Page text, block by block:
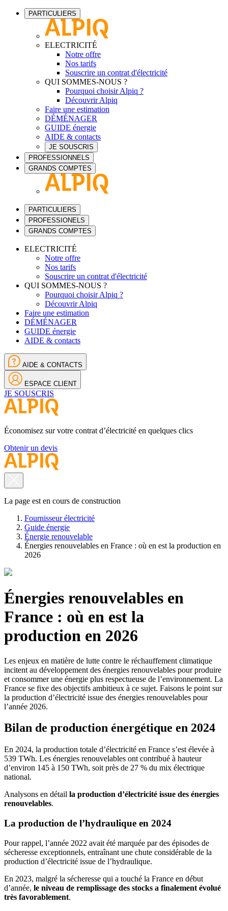
PARTICULIERS
ELECTRICITÉ
Notre offre
Nos tarifs
Souscrire un contrat d'électricité
QUI SOMMES-NOUS ?
Pourquoi choisir Alpiq ?
Découvrir Alpiq
Faire une estimation
DÉMÉNAGER
GUIDE énergie
AIDE & contacts
JE SOUSCRIS
PROFESSIONNELS
GRANDS COMPTES
PARTICULIERS
PROFESSIONELS
GRANDS COMPTES
ELECTRICITÉ
Notre offre
Nos tarifs
Souscrire un contrat d'électricité
QUI SOMMES-NOUS ?
Pourquoi choisir Alpiq ?
Découvrir Alpiq
Faire une estimation
DÉMÉNAGER
GUIDE énergie
AIDE & contacts
AIDE & CONTACTS
ESPACE CLIENT
JE SOUSCRIS
Économisez sur votre contrat d’électricité en quelques clics
Obtenir un devis
La page est en cours de construction
Fournisseur électricité
Guide énergie
Énergie renouvelable
Énergies renouvelables en France : où en est la production en
2026
Énergies renouvelables en
France : où en est la
production en 2026
Les enjeux en matière de lutte contre le réchauffement climatique
incitent au développement des énergies renouvelables pour produire
et consommer une énergie plus respectueuse de l’environnement. La
France se fixe des objectifs ambitieux à ce sujet. Faisons le point sur
la production d’électricité issue des énergies renouvelables pour
l’année 2026.
Bilan de production énergétique en 2024
En 2024, la production totale d’électricité en France s’est élevée à
539 TWh. Les énergies renouvelables ont contribué à hauteur
d’environ 145 à 150 TWh, soit près de 27 % du mix électrique
national.
Analysons en détail la production d’électricité issue des énergies
renouvelables.
La production de l’hydraulique en 2024
Pour rappel, l’année 2022 avait été marquée par des épisodes de
sécheresse exceptionnels, entraînant une chute considérable de la
production d’électricité issue de l’hydraulique.
En 2023, malgré la sécheresse qui a touché la France en début
d’année, le niveau de remplissage des stocks a finalement évolué
très favorablement.